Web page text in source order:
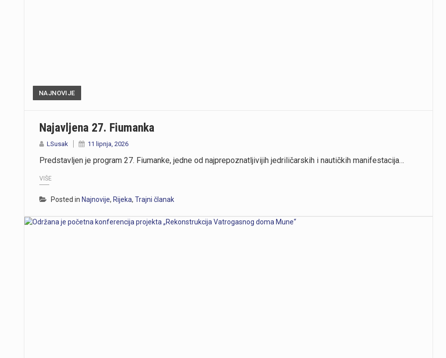
NAJNOVIJE
Najavljena 27. Fiumanka
LSusak 11 lipnja, 2026
Predstavljen je program 27. Fiumanke, jedne od najprepoznatljivijih jedriličarskih i nautičkih manifestacija…
VIŠE
Posted in Najnovije, Rijeka, Trajni članak